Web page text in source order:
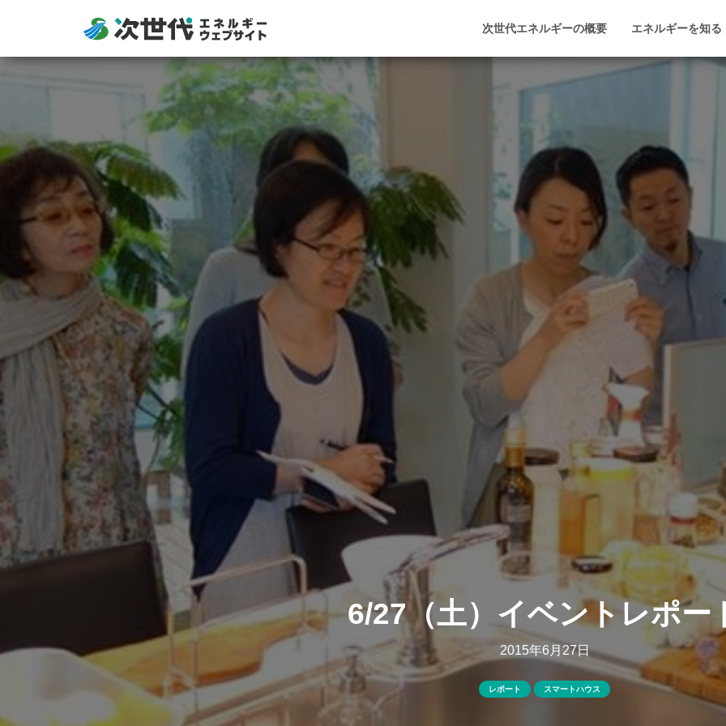
次世代エネルギーの概要 エネルギーを知る
6/27（土）イベントレポー
2015年6月27日
レポート スマートハウス